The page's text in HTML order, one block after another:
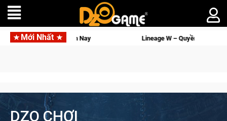
Mới Nhất
Lineage W – Quyền lực và tài phú sẽ về tay kẻ đoạt được Vương Quyền thành
DZO CHƠI